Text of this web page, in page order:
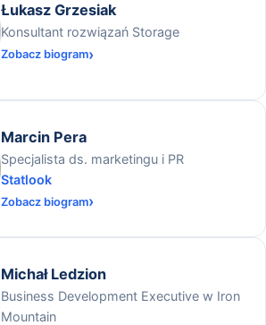
Łukasz Grzesiak
Konsultant rozwiązań Storage
Zobacz biogram
Marcin Pera
Specjalista ds. marketingu i PR
Statlook
Zobacz biogram
Michał Ledzion
Business Development Executive w Iron
Mountain